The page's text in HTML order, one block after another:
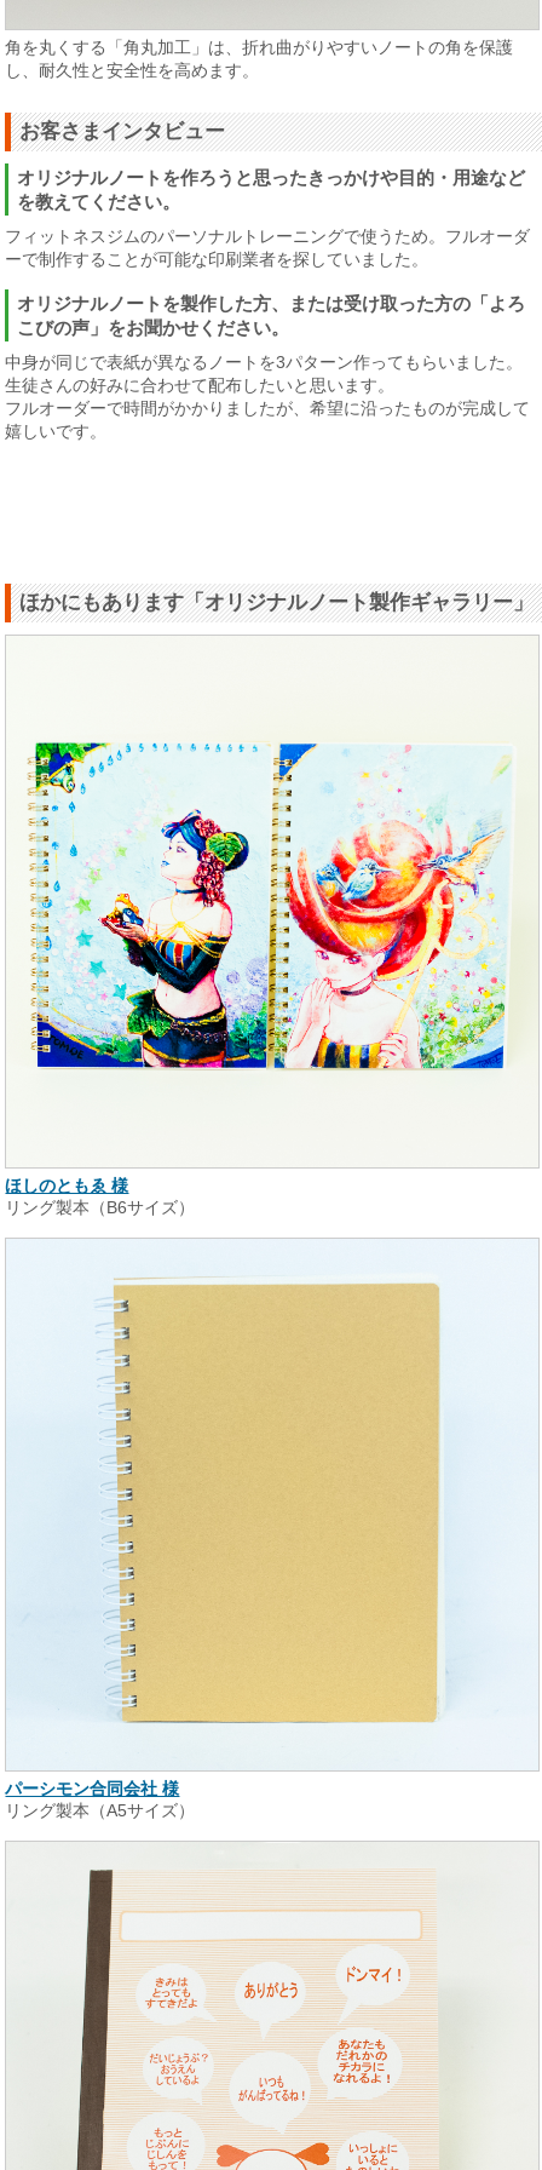
角を丸くする「角丸加工」は、折れ曲がりやすいノートの角を保護
し、耐久性と安全性を高めます。
お客さまインタビュー
オリジナルノートを作ろうと思ったきっかけや目的・用途など
を教えてください。
フィットネスジムのパーソナルトレーニングで使うため。フルオーダ
ーで制作することが可能な印刷業者を探していました。
オリジナルノートを製作した方、または受け取った方の「よろ
こびの声」をお聞かせください。
中身が同じで表紙が異なるノートを3パターン作ってもらいました。
生徒さんの好みに合わせて配布したいと思います。
フルオーダーで時間がかかりましたが、希望に沿ったものが完成して
嬉しいです。
ほかにもあります「オリジナルノート製作ギャラリー」
ほしのともゑ 様
リング製本（B6サイズ）
パーシモン合同会社 様
リング製本（A5サイズ）